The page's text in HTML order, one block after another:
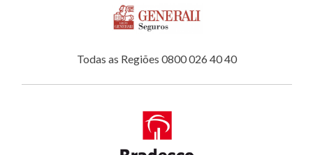
Todas as Regiões 0800 026 40 40